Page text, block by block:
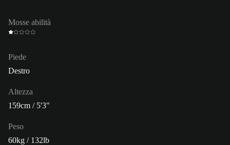
Mosse abilità
Piede
Destro
Altezza
159cm / 5'3"
Peso
60kg / 132lb